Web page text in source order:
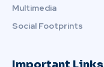
Multimedia
Social Footprints